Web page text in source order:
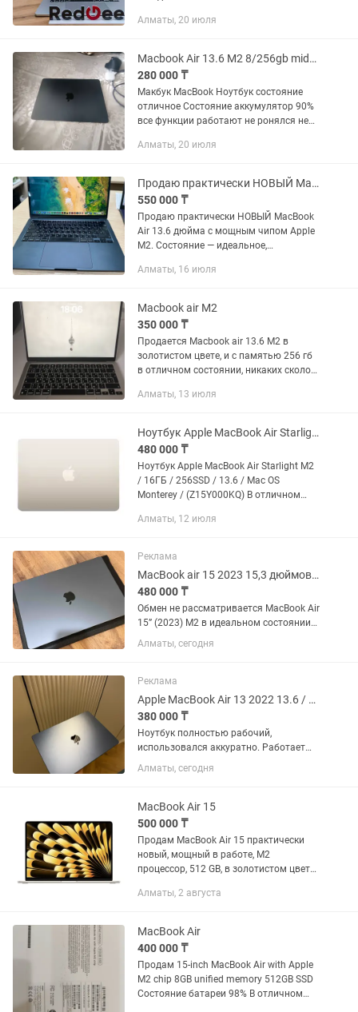
• Рассрочка 0-0-12 • Официальная
Алматы, 20 июля
Macbook Air 13.6 M2 8/256gb midnight МакБук Ноутбук
280 000 ₸
Макбук MacBook Ноутбук состояние
отличное Состояние аккумулятор 90%
все функции работают не ронялся не
отличном состоянии подсветка
Алматы, 20 июля
Продаю практически НОВЫЙ MacBook Air 13.6 дюйма с мощным чипом Apple M2.
550 000 ₸
Продаю практически НОВЫЙ MacBook
Air 13.6 дюйма с мощным чипом Apple
M2. Состояние — идеальное,
потертости или следов использования.
Алматы, 16 июля
Macbook air M2
350 000 ₸
Продается Macbook air 13.6 M2 в
золотистом цвете, и с памятью 256 гб
в отличном состоянии, никаких сколов,
дома для просмотра кино и сериалов.
Алматы, 13 июля
Ноутбук Apple MacBook Air Starlight M2
480 000 ₸
Ноутбук Apple MacBook Air Starlight M2
/ 16ГБ / 256SSD / 13.6 / Mac OS
Monterey / (Z15Y000KQ) В отличном
Технодоме, оригинал. Есть коробка, все
Алматы, 12 июля
Реклама
MacBook air 15 2023 15,3 дюймовый
480 000 ₸
Обмен не рассматривается MacBook Air
15” (2023) M2 в идеальном состоянии
Продаю MacBook Air 15,3” на чипе
Apple M2. Состояние отличное,
Характеристики: • Дисплей: 15,3 •...
Алматы, сегодня
Реклама
Apple MacBook Air 13 2022 13.6 / 8 Гб / SSD 512 Гб / macOS / MLY43
380 000 ₸
Ноутбук полностью рабочий,
использовался аккуратно. Работает
быстро и стабильно. Отлично подойдет
для работы, учебы, монтажа и
памяти. Аккумулятор : 100% Очень...
Алматы, сегодня
MacBook Air 15
500 000 ₸
Продам MacBook Air 15 практически
новый, мощный в работе, M2
процессор, 512 GB, в золотистом цвете,
идеальном состоянии, Торг уместен
Алматы, 2 августа
MacBook Air
400 000 ₸
Продам 15-inch MacBook Air with Apple
M2 chip 8GB unified memory 512GB SSD
Состояние батареи 98% В отличном